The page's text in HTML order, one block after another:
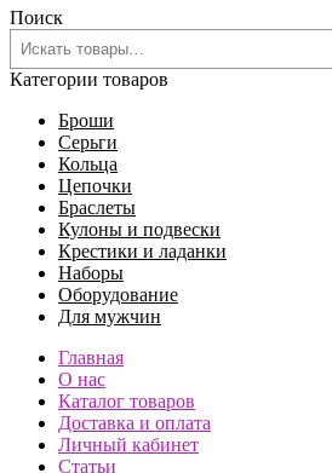
Поиск
Категории товаров
Броши
Серьги
Кольца
Цепочки
Браслеты
Кулоны и подвески
Крестики и ладанки
Наборы
Оборудование
Для мужчин
Главная
О нас
Каталог товаров
Доставка и оплата
Личный кабинет
Статьи